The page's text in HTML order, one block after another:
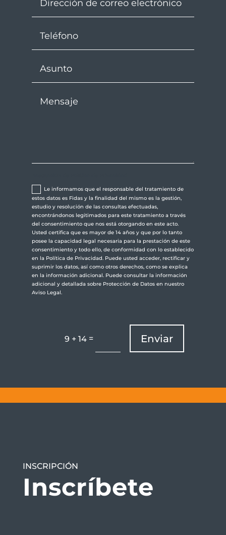
Le informamos que el responsable del tratamiento de
estos datos es Fidas y la finalidad del mismo es la gestión,
estudio y resolución de las consultas efectuadas,
encontrándonos legitimados para este tratamiento a través
del consentimiento que nos está otorgando en este acto.
Usted certifica que es mayor de 14 años y que por lo tanto
posee la capacidad legal necesaria para la prestación de este
consentimiento y todo ello, de conformidad con lo establecido
en la Política de Privacidad. Puede usted acceder, rectificar y
suprimir los datos, así como otros derechos, como se explica
en la información adicional. Puede consultar la información
adicional y detallada sobre Protección de Datos en nuestro
Aviso Legal.
9 + 14 = Enviar
INSCRIPCIÓN
Inscríbete